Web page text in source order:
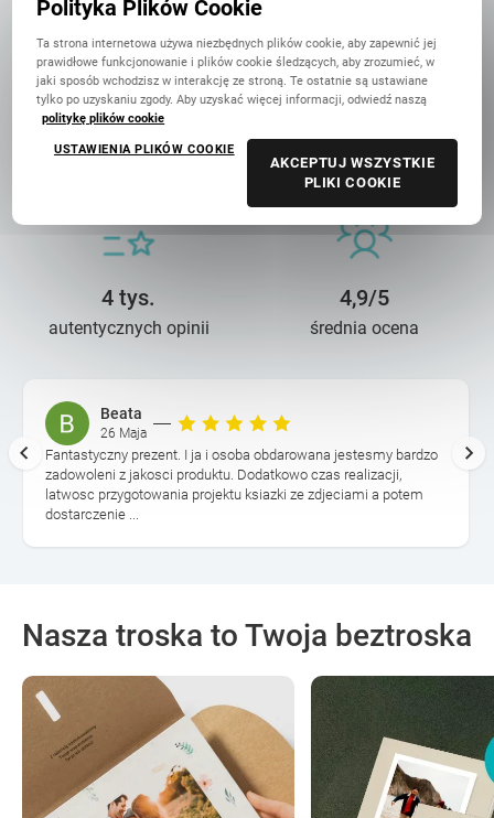
14 lat troski 90 mln+
wydrukowanych zdjęć
4 tys.
autentycznych opinii
4,9/5
średnia ocena
Beata
26 Maja
Fantastyczny prezent. I ja i osoba obdarowana jestesmy bardzo
zadowoleni z jakosci produktu. Dodatkowo czas realizacji,
latwosc przygotowania projektu ksiazki ze zdjeciami a potem
dostarczenie ...
Nasza troska to Twoja beztroska
Polityka Plików Cookie
Ta strona internetowa używa niezbędnych plików cookie, aby zapewnić jej
prawidłowe funkcjonowanie i plików cookie śledzących, aby zrozumieć, w
jaki sposób wchodzisz w interakcję ze stroną. Te ostatnie są ustawiane
tylko po uzyskaniu zgody. Aby uzyskać więcej informacji, odwiedź naszą
politykę plików cookie
USTAWIENIA PLIKÓW COOKIE
AKCEPTUJ WSZYSTKIE
PLIKI COOKIE